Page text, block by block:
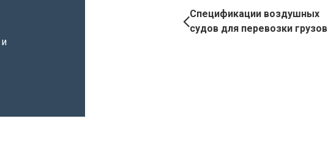
Book
Navigation
Спецификации воздушных
судов для перевозки грузов